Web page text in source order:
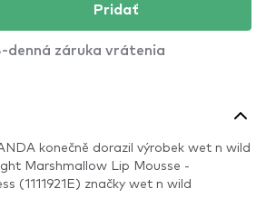
Pridať
denná záruka vrátenia
konečně dorazil výrobek wet n wild
Marshmallow Lip Mousse -
(1111921E) značky wet n wild